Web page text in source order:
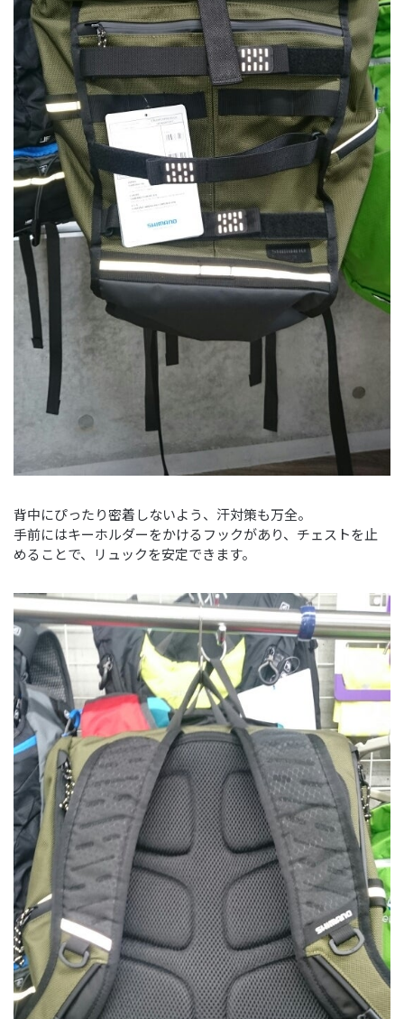
背中にぴったり密着しないよう、汗対策も万全。
手前にはキーホルダーをかけるフックがあり、チェストを止
めることで、リュックを安定できます。